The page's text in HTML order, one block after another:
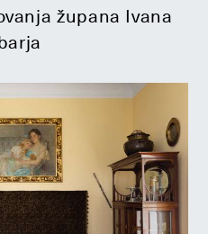
župana Ivana